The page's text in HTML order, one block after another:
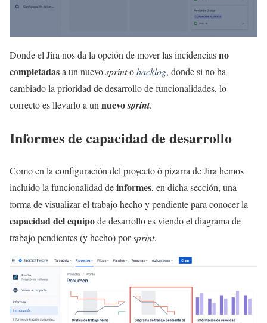
Donde el Jira nos da la opción de mover las incidenciasno
completadasa un nuevosprintobacklog, donde si no ha
cambiado la prioridad de desarrollo de funcionalidades, lo
correcto es llevarlo a un nuevosprint.
Informes de capacidad de desarrollo
Como en la configuración del proyecto ó pizarra de Jira hemos
incluido la funcionalidad deinformes, en dicha sección, una
forma de visualizar el trabajo hecho y pendiente para conocer la
capacidad del equipode desarrollo es viendo el diagrama de
trabajo pendientes (y hecho) porsprint.